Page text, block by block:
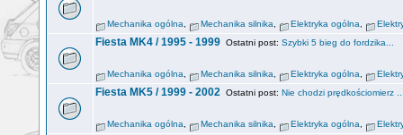
Mechanika ogólna Mechanika silnika Elektryka ogólna
Fiesta MK4 / 1995 - 1999 Ostatni post: Szybki 5 bieg do fordzika...
Mechanika ogólna Mechanika silnika Elektryka ogólna
Fiesta MK5 / 1999 - 2002 Ostatni post: Nie chodzi prędkościomierz
Mechanika ogólna Mechanika silnika Elektryka ogólna